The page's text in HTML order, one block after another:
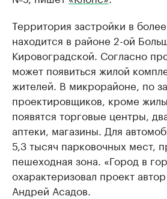
Территория застройки в
находится в районе 2-ой
Кировоградской. Согласно
может появиться жилой
жителей. В микрорайоне, по
проектировщиков, кроме
появятся торговые центры,
аптеки, магазины. Для
5,3 тысяч парковочных мест,
пешеходная зона. «Город в
охарактеризовал проект
Андрей Асадов.